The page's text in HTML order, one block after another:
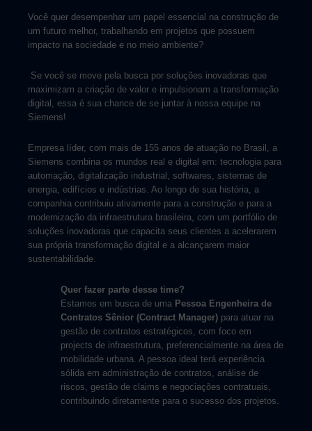
Você quer desempenhar um papel essencial na construção de
um futuro melhor, trabalhando em projetos que possuem
impacto na sociedade e no meio ambiente?
Se você se move pela busca por soluções inovadoras que
maximizam a criação de valor e impulsionam a transformação
digital, essa é sua chance de se juntar à nossa equipe na
Siemens!
Empresa líder, com mais de 155 anos de atuação no Brasil, a
Siemens combina os mundos real e digital em: tecnologia para
automação, digitalização industrial, softwares, sistemas de
energia, edifícios e indústrias. Ao longo de sua história, a
companhia contribuiu ativamente para a construção e para a
modernização da infraestrutura brasileira, com um portfólio de
soluções inovadoras que capacita seus clientes a acelerarem
sua própria transformação digital e a alcançarem maior
sustentabilidade.
Quer fazer parte desse time?
Estamos em busca de uma Pessoa Engenheira de
Contratos Sênior (Contract Manager) para atuar na
gestão de contratos estratégicos, com foco em
projects de infraestrutura, preferencialmente na área de
mobilidade urbana. A pessoa ideal terá experiência
sólida em administração de contratos, análise de
riscos, gestão de claims e negociações contratuais,
contribuindo diretamente para o sucesso dos projetos.